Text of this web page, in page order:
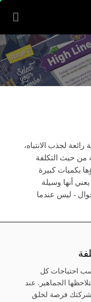
رائعة لجذب الانتباه،
من حيث التكلفة
بكميات كبيرة
أنها وسيلة
- ليس عندما
احتياجات كل
الجماهير. عند
لشركتك فرصة لخلق